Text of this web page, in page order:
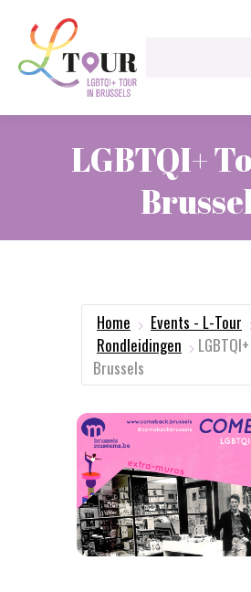
LGBTQI+
Home
Events - L-Tour
Rondleidingen
Brussels